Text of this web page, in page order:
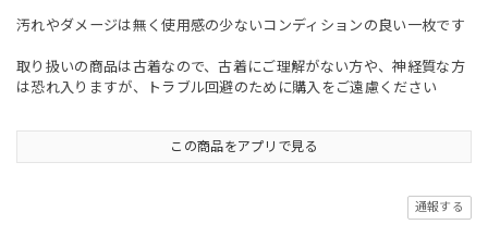
汚れやダメージは無く使用感の少ないコンディションの良い一枚です
取り扱いの商品は古着なので、古着にご理解がない方や、神経質な方
は恐れ入りますが、トラブル回避のために購入をご遠慮ください
この商品をアプリで見る
通報する